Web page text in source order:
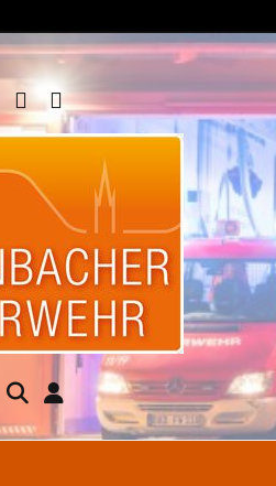
Steinbacher
Feuerwehr
da